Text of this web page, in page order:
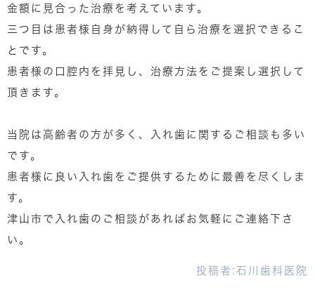
金額に見合った治療を考えています。
三つ目は患者様自身が納得して自ら治療を選択できるこ
とです。
患者様の口腔内を拝見し、治療方法をご提案し選択して
頂きます。
当院は高齢者の方が多く、入れ歯に関するご相談も多い
です。
患者様に良い入れ歯をご提供するために最善を尽くしま
す。
津山市で入れ歯のご相談があればお気軽にご連絡下さ
い。
投稿者: 石川歯科医院